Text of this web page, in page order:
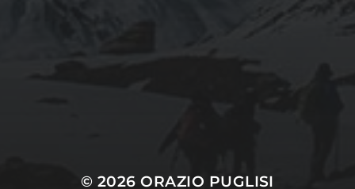
© 2026ORAZIO PUGLISI